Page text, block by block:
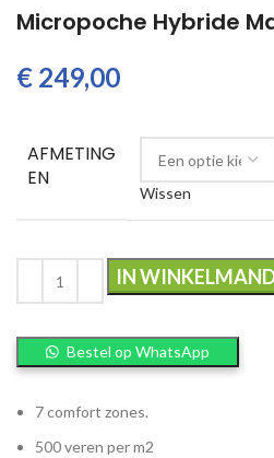
Micropoche Hybride
€
AFMETING
EN
Wissen
IN
Bestel op WhatsApp
7 comfort zones.
500 veren per m2